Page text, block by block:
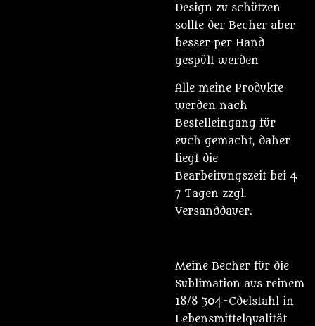
Design zu schützen
sollte der Becher aber
besser per Hand
gespült werden
Alle meine Produkte
werden nach
Bestelleingang für
euch gemacht, daher
liegt die
Bearbeitungszeit bei 4-
7 Tagen zzgl.
Versanddauer.
Meine Becher für die
Sublimation aus reinem
18/8 304-Edelstahl in
Lebensmittelqualität